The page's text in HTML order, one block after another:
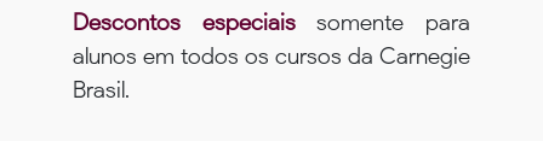
Descontos especiaissomente para
alunos em todos os cursos da Carnegie
Brasil.